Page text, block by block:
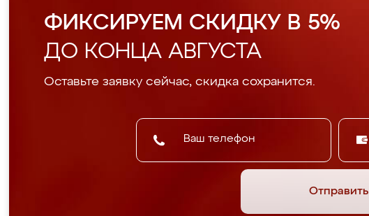
ФИКСИРУЕМ СКИДКУ В 5%
ДО КОНЦА АВГУСТА
Оставьте заявку сейчас, скидка сохранится.
Отправить